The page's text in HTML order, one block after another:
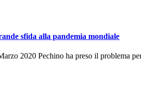
sfida alla pandemia mondiale
2020 Pechino ha preso il problema